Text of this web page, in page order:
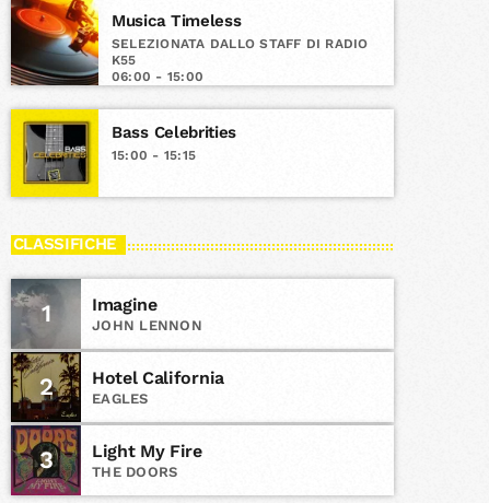
Musica Timeless
SELEZIONATA DALLO STAFF DI RADIO
K55
06:00 - 15:00
Bass Celebrities
15:00 - 15:15
CLASSIFICHE
1 Imagine
JOHN LENNON
2 Hotel California
EAGLES
3 Light My Fire
THE DOORS